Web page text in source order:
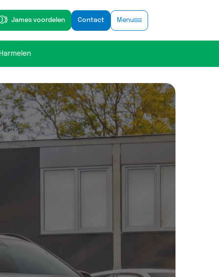
James voordelen Contact Menu